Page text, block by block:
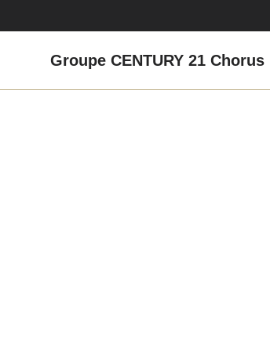
Groupe CENTURY 21 Chorus